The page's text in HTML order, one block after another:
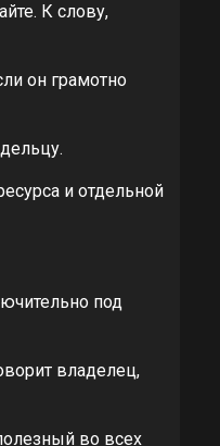
К слову,
он грамотно
и отдельной
под
владелец,
во всех